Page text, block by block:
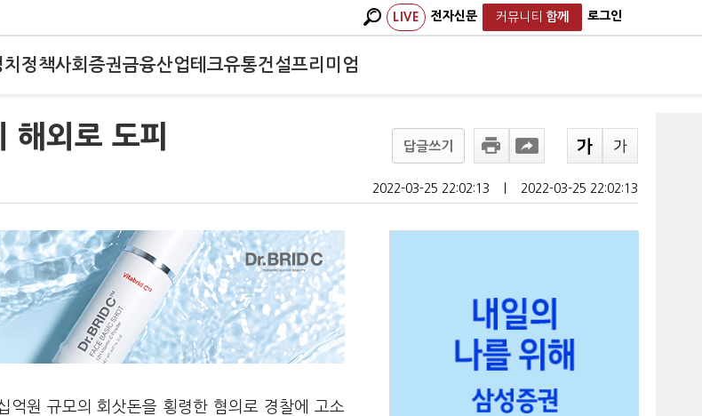
LIVE 전자신문 커뮤니티 함께 로그인
정책사회 증권금융산업테크유통건설프리미엄
외로 도피 답글쓰기
2022-03-25 22:02:13 2022-03-25 22:02:13
억원 규모의 회삿돈을 횡령한 혐의로 경찰에 고소